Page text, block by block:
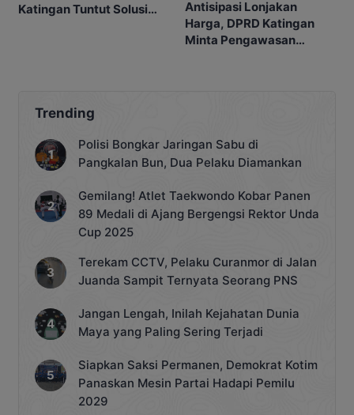
Katingan Tuntut Solusi
Antisipasi Lonjakan
Harga, DPRD Katingan
Minta Pengawasan
Trending
Polisi Bongkar Jaringan Sabu di
Pangkalan Bun, Dua Pelaku Diamankan
Gemilang! Atlet Taekwondo Kobar Panen
89 Medali di Ajang Bergengsi Rektor Unda
Cup 2025
Terekam CCTV, Pelaku Curanmor di Jalan
Juanda Sampit Ternyata Seorang PNS
Jangan Lengah, Inilah Kejahatan Dunia
Maya yang Paling Sering Terjadi
Siapkan Saksi Permanen, Demokrat Kotim
Panaskan Mesin Partai Hadapi Pemilu
2029